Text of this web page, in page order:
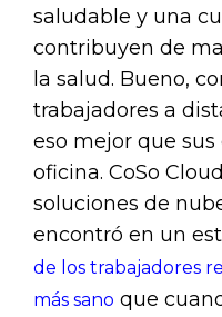
saludable y una
contribuyen de
la salud. Bueno,
trabajadores a
eso mejor que
oficina. CoSo
soluciones de
encontró en un
de los trabajadores
más sano que